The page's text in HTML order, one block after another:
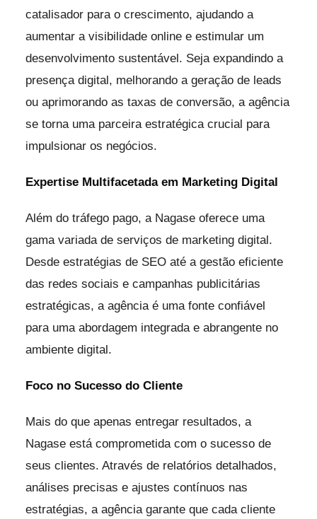
catalisador para o crescimento, ajudando a
aumentar a visibilidade online e estimular um
desenvolvimento sustentável. Seja expandindo a
presença digital, melhorando a geração de leads
ou aprimorando as taxas de conversão, a agência
se torna uma parceira estratégica crucial para
impulsionar os negócios.
Expertise Multifacetada em Marketing Digital
Além do tráfego pago, a Nagase oferece uma
gama variada de serviços de marketing digital.
Desde estratégias de SEO até a gestão eficiente
das redes sociais e campanhas publicitárias
estratégicas, a agência é uma fonte confiável
para uma abordagem integrada e abrangente no
ambiente digital.
Foco no Sucesso do Cliente
Mais do que apenas entregar resultados, a
Nagase está comprometida com o sucesso de
seus clientes. Através de relatórios detalhados,
análises precisas e ajustes contínuos nas
estratégias, a agência garante que cada cliente